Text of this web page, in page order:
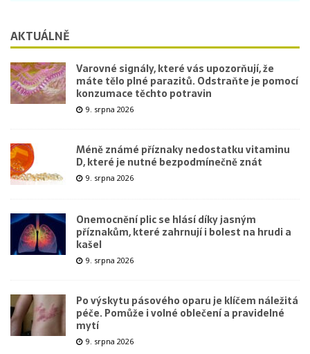
AKTUÁLNĚ
Varovné signály, které vás upozorňují, že
máte tělo plné parazitů. Odstraňte je pomocí
konzumace těchto potravin
9. srpna 2026
Méně známé příznaky nedostatku vitaminu
D, které je nutné bezpodmínečně znát
9. srpna 2026
Onemocnění plic se hlásí díky jasným
příznakům, které zahrnují i bolest na hrudi a
kašel
9. srpna 2026
Po výskytu pásového oparu je klíčem náležitá
péče. Pomůže i volné oblečení a pravidelné
mytí
9. srpna 2026